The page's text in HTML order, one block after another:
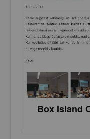
Box Island